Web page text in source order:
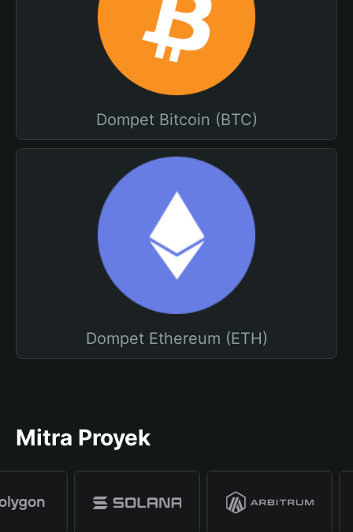
Dompet Bitcoin (BTC)
Dompet Ethereum (ETH)
Mitra Proyek